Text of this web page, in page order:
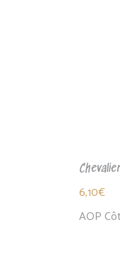
6,10€
AOP